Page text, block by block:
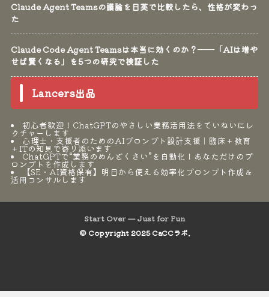
Claude Agent Teamsの議論を日英で比較したら、性格が変わっ
た
Claude Code Agent Teamsは本当に効くのか？──「AIは増や
せば賢くなる」を5つの研究で検証した
Lancers出品
初心者歓迎！ChatGPTのやさしい業務活用法をていねいにレ
クチャーします
心理士・支援者のためのAIプロンプト設計支援｜臨床＋教育
＋ITの知見で寄り添います
ChatGPTで“業務のめんどくさい”を自動化！あなただけのプ
ロンプトを作成します
【SE・AI資格保有】明日から使える効率化プロンプト作成＆
活用コンサルします
Start Over — Just for Fun
© Copyright 2025 CaCCラボ.